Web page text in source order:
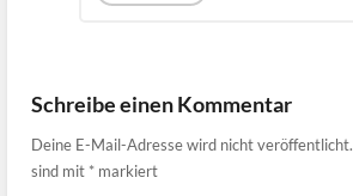
Schreibe einen Kommentar
Deine E-Mail-Adresse wird nicht veröffentlicht.
sind mit * markiert